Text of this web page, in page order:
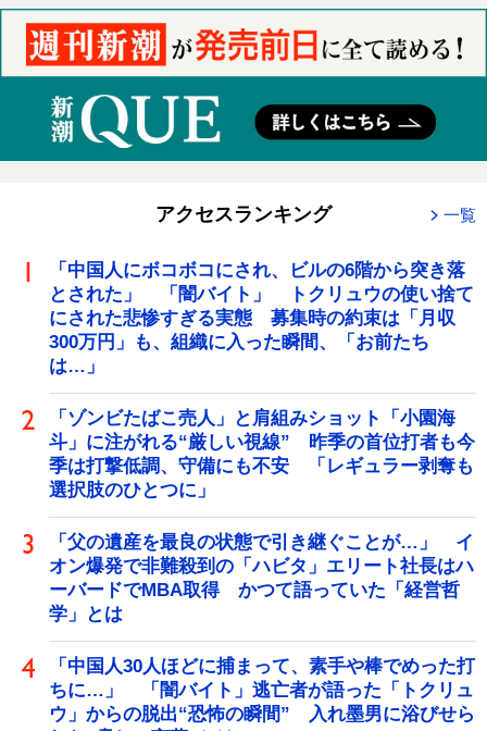
アクセスランキング 一覧
「中国人にボコボコにされ、ビルの6階から突き落
とされた」 「闇バイト」 トクリュウの使い捨て
にされた悲惨すぎる実態 募集時の約束は「月収
300万円」も、組織に入った瞬間、「お前たち
は…」
「ゾンビたばこ売人」と肩組みショット「小園海
斗」に注がれる“厳しい視線” 昨季の首位打者も今
季は打撃低調、守備にも不安 「レギュラー剥奪も
選択肢のひとつに」
「父の遺産を最良の状態で引き継ぐことが…」 イ
オン爆発で非難殺到の「ハビタ」エリート社長はハ
ーバードでMBA取得 かつて語っていた「経営哲
学」とは
「中国人30人ほどに捕まって、素手や棒でめった打
ちに…」 「闇バイト」逃亡者が語った「トクリュ
ウ」からの脱出“恐怖の瞬間” 入れ墨男に浴びせら